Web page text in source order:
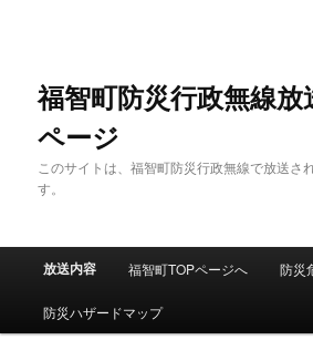
動
福智町防災行政無線放
ページ
このサイトは、福智町防災行政無線で放送さ
す。
メ
放送内容 福智町TOPページへ 防災
防災ハザードマップ